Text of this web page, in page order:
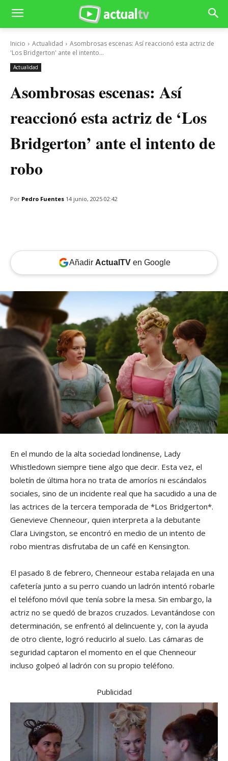
Inicio Actualidad
Asombrosas escenas: Así reaccionó esta actriz de
'Los Bridgerton' ante el intento...
Actualidad
Asombrosas escenas: Así
reaccionó esta actriz de ‘Los
Bridgerton’ ante el intento de
robo
Por Pedro Fuentes 14 junio, 2025 02:42
Añadir ActualTVen Google
En el mundo de la alta sociedad londinense, Lady
Whistledown siempre tiene algo que decir. Esta vez, el
boletín de última hora no trata de amoríos ni escándalos
sociales, sino de un incidente real que ha sacudido a una de
las actrices de la tercera temporada de *Los Bridgerton*.
Genevieve Chenneour, quien interpreta a la debutante
Clara Livingston, se encontró en medio de un intento de
robo mientras disfrutaba de un café en Kensington.
El pasado 8 de febrero, Chenneour estaba relajada en una
cafetería junto a su perro cuando un ladrón intentó robarle
el teléfono móvil que tenía sobre la mesa. Sin embargo, la
actriz no se quedó de brazos cruzados. Levantándose con
determinación, se enfrentó al delincuente y, con la ayuda
de otro cliente, logró reducirlo al suelo. Las cámaras de
seguridad captaron el momento en el que Chenneour
incluso golpeó al ladrón con su propio teléfono.
Publicidad